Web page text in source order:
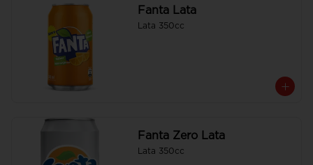
Fanta Lata
Lata 350cc
Fanta Zero Lata
Lata 350cc